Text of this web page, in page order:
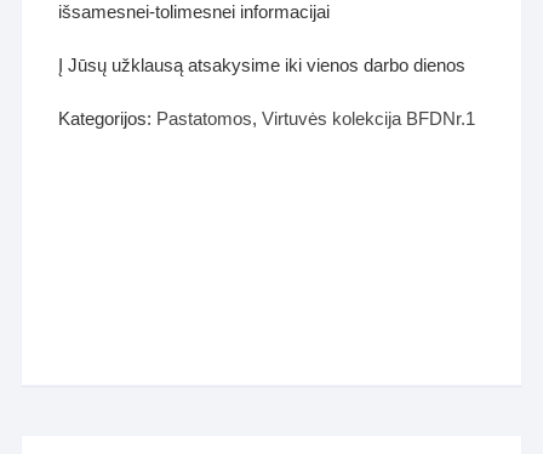
išsamesnei-tolimesnei informacijai
Į Jūsų užklausą atsakysime iki vienos darbo dienos
Kategorijos: Pastatomos,Virtuvės kolekcija BFDNr.1